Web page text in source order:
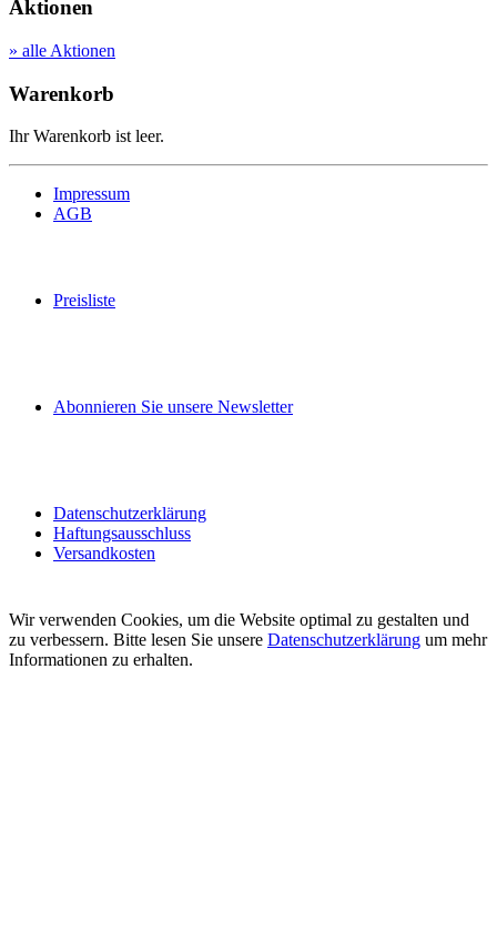
Aktionen
» alle Aktionen
Warenkorb
Ihr Warenkorb ist leer.
Impressum
AGB
Preisliste
Abonnieren Sie unsere Newsletter
Datenschutzerklärung
Haftungsausschluss
Versandkosten
Wir verwenden Cookies, um die Website optimal zu gestalten und
zu verbessern. Bitte lesen Sie unsere Datenschutzerklärung um mehr
Informationen zu erhalten.